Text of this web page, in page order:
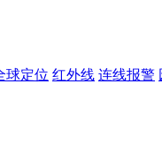
球定位 红外线 连线报警